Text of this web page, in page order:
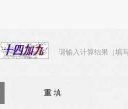
请输入计算结果（填